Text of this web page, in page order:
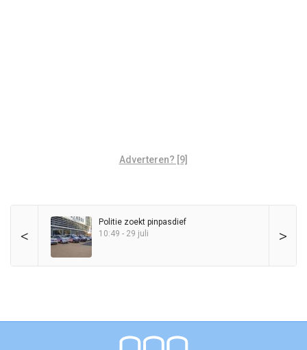
Adverteren? [9]
< >
Politie zoekt pinpasdief
10:49 - 29 juli